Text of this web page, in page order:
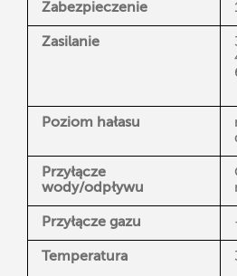
Zabezpieczenie
Zasilanie
Poziom hałasu
Przyłącze
wody/odpływu
Przyłącze gazu
Temperatura